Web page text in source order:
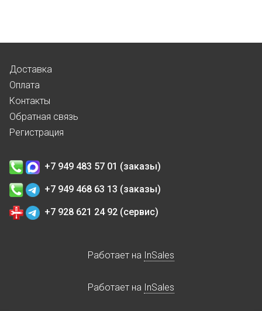
Доставка
Оплата
Контакты
Обратная связь
Регистрация
+7 949 483 57 01 (заказы)
+7 949 468 63 13 (заказы)
+7 928 621 24 92 (сервис)
Работает на InSales
Работает на InSales